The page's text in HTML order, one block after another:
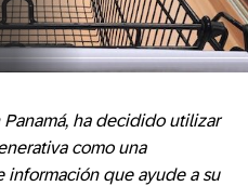
ha decidido utilizar
como una
que ayude a su